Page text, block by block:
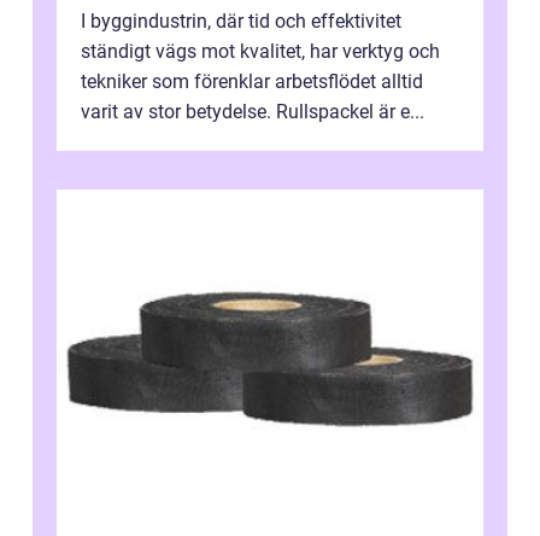
I byggindustrin, där tid och effektivitet
ständigt vägs mot kvalitet, har verktyg och
tekniker som förenklar arbetsflödet alltid
varit av stor betydelse. Rullspackel är e...